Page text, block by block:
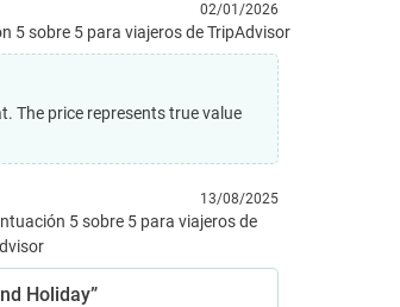
02/01/2026
The price represents true value
13/08/2025
Holiday”